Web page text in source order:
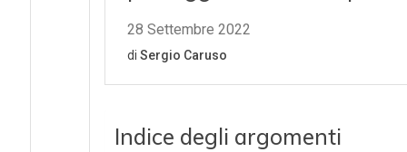
Indice degli argomenti